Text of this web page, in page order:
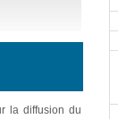
la diffusion du